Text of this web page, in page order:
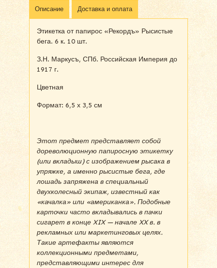
Описание Доставка и оплата
Этикетка от папирос «Рекордъ» Рысистые
бега. 6 к. 10 шт.
З.Н. Маркусъ, СПб. Российская Империя до
1917 г.
Цветная
Формат: 6,5 х 3,5 см
Этот предмет представляет собой
дореволюционную папиросную этикетку
(или вкладыш) с изображением рысака в
упряжке, а именно рысистые бега, где
лошадь запряжена в специальный
двухколесный экипаж, известный как
«качалка» или «американка». Подобные
карточки часто вкладывались в пачки
сигарет в конце XIX — начале XX в. в
рекламных или маркетинговых целях.
Такие артефакты являются
коллекционными предметами,
представляющими интерес для